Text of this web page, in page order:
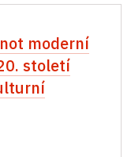
moderní
století